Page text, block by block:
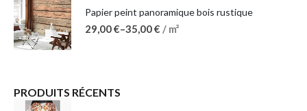
Papier peint panoramique bois rustique
29,00€–35,00€ / m²
PRODUITS RÉCENTS